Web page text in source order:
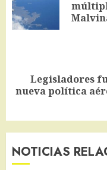
entradas
Siguiente
entrada:
Legisladores
nueva política
NOTICIAS